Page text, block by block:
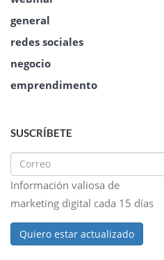
general
redes sociales
negocio
emprendimento
SUSCRÍBETE
Información valiosa de
marketing digital cada 15 días
Quiero estar actualizado